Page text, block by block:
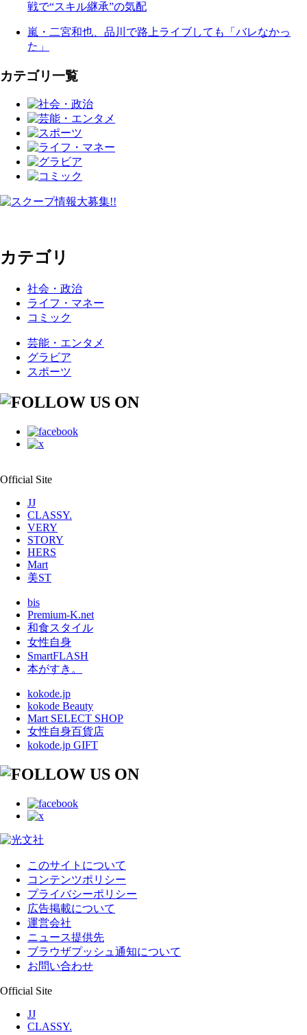
戦で“スキル継承”の気配
嵐・二宮和也、品川で路上ライブしても「バレなかっ
た」
カテゴリ一覧
カテゴリ
社会・政治
ライフ・マネー
コミック
芸能・エンタメ
グラビア
スポーツ
Official Site
JJ
CLASSY.
VERY
STORY
HERS
Mart
美ST
bis
Premium-K.net
和食スタイル
女性自身
SmartFLASH
本がすき。
kokode.jp
kokode Beauty
Mart SELECT SHOP
女性自身百貨店
kokode.jp GIFT
このサイトについて
コンテンツポリシー
プライバシーポリシー
広告掲載について
運営会社
ニュース提供先
ブラウザプッシュ通知について
お問い合わせ
Official Site
JJ
CLASSY.